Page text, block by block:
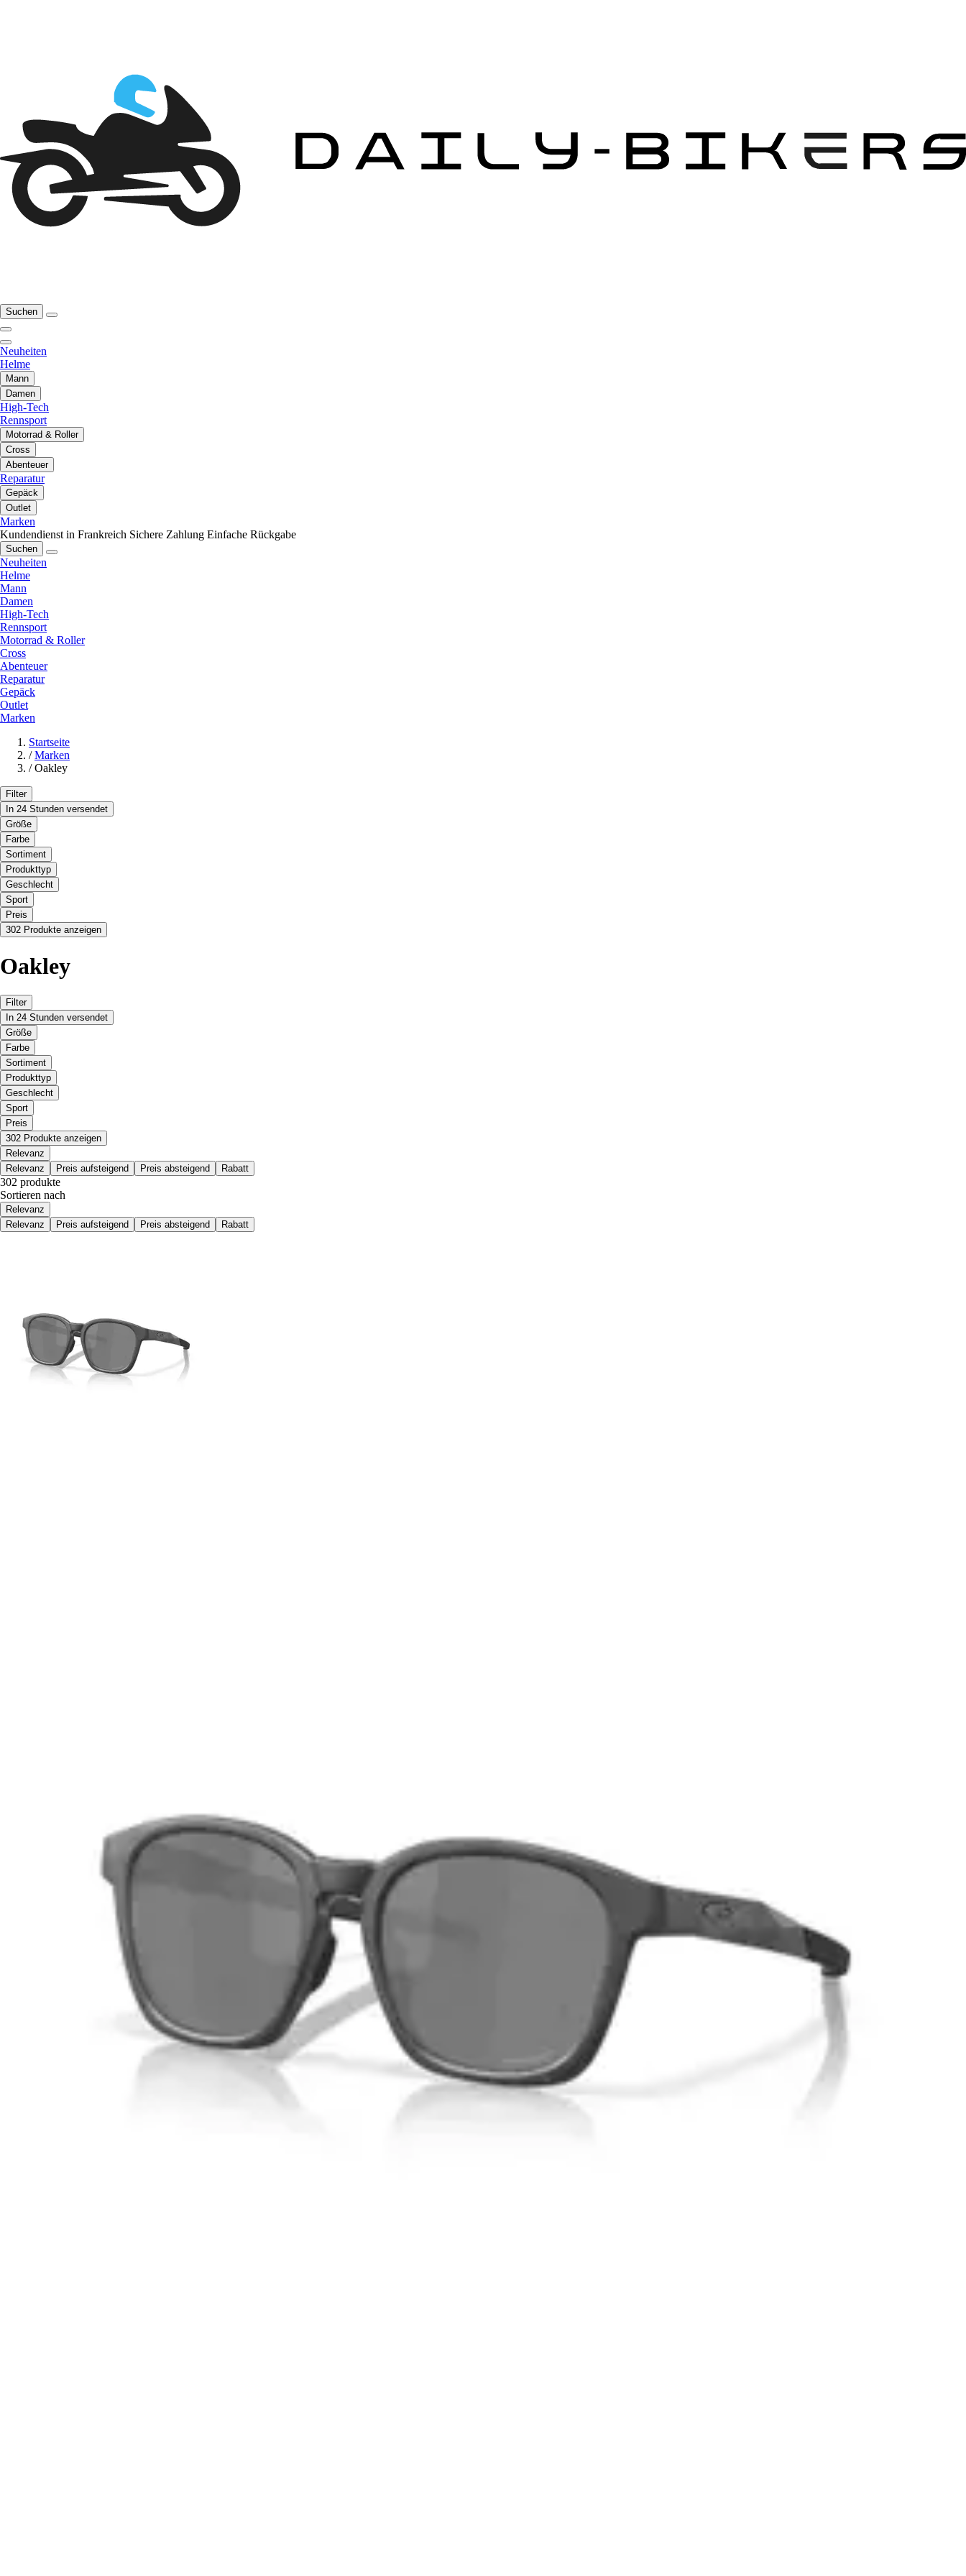
Suchen
Neuheiten
Helme
Mann
Damen
High-Tech
Rennsport
Motorrad & Roller
Cross
Abenteuer
Reparatur
Gepäck
Outlet
Marken
Kundendienst in Frankreich Sichere Zahlung Einfache Rückgabe
Suchen
Neuheiten
Helme
Mann
Damen
High-Tech
Rennsport
Motorrad & Roller
Cross
Abenteuer
Reparatur
Gepäck
Outlet
Marken
Startseite
/ Marken
/ Oakley
Filter
In 24 Stunden versendet
Größe
Farbe
Sortiment
Produkttyp
Geschlecht
Sport
Preis
302 Produkte anzeigen
Oakley
Filter
In 24 Stunden versendet
Größe
Farbe
Sortiment
Produkttyp
Geschlecht
Sport
Preis
302 Produkte anzeigen
Relevanz
Relevanz
Preis aufsteigend Preis absteigend Rabatt
302 produkte
Sortieren nach
Relevanz
Relevanz
Preis aufsteigend Preis absteigend Rabatt